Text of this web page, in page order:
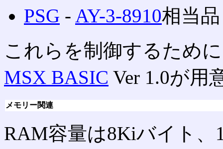
PSG ‐ AY-3-8910相当品
これらを制御するため
MSX BASIC Ver 1.0が用
メモリー関連
RAM容量は8Kiバイト